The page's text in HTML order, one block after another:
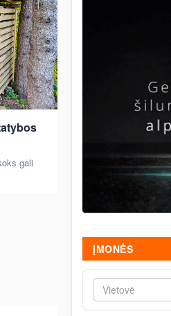
gali
ĮMONĖS
Vietovė